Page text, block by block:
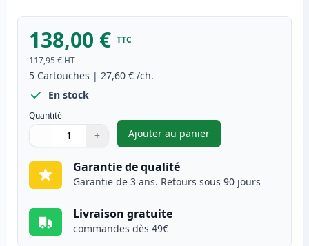
138,00 € TTC
117,95 € HT
5 Cartouches | 27,60 € /ch.
En stock
Quantité
Quantité
Utilisez les boutons pour ajuster
− +
Quantité
Ajouter au panier
,Pack de 5 Brother TN2320
Garantie de qualité
Garantie de 3 ans. Retours sous 90 jours
Livraison gratuite
commandes dès 49€